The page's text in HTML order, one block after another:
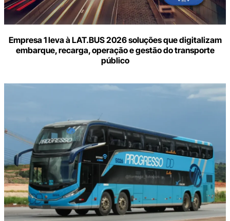
Empresa 1 leva à LAT.BUS 2026 soluções que digitalizam
embarque, recarga, operação e gestão do transporte
público